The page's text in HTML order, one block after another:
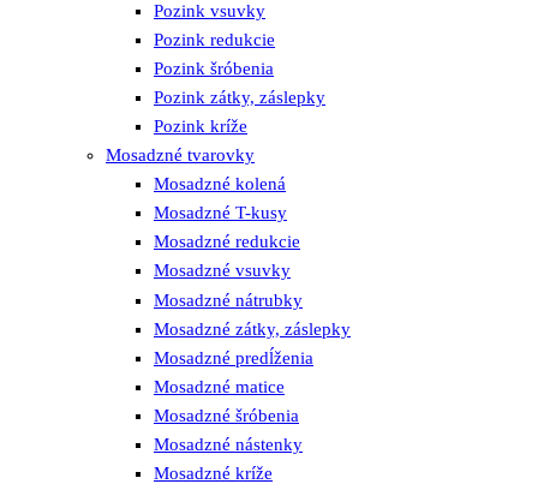
Pozink vsuvky
Pozink redukcie
Pozink šróbenia
Pozink zátky, záslepky
Pozink kríže
Mosadzné tvarovky
Mosadzné kolená
Mosadzné T-kusy
Mosadzné redukcie
Mosadzné vsuvky
Mosadzné nátrubky
Mosadzné zátky, záslepky
Mosadzné predĺženia
Mosadzné matice
Mosadzné šróbenia
Mosadzné nástenky
Mosadzné kríže